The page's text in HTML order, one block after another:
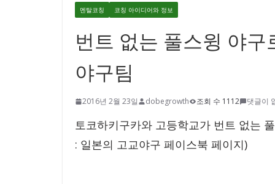
멘탈코칭 코칭 아이디어와 정보
번트 없는 풀스윙 야
야구팀
2016년 2월 23일 dobegrowth 조회 수 1112 댓글이
토코하키구카와 고등학교가 번트 없는
: 일본의 고교야구 페이스북 페이지)